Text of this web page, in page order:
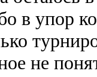
в упор
не